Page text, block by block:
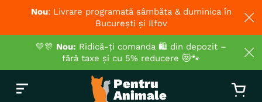
Nou: Livrare programată sâmbăta & duminica în
București și Ilfov
💛🎊 Nou: Ridică-ți comanda 🛍️ din depozit –
fără taxe și cu 5% reducere 😻🐾